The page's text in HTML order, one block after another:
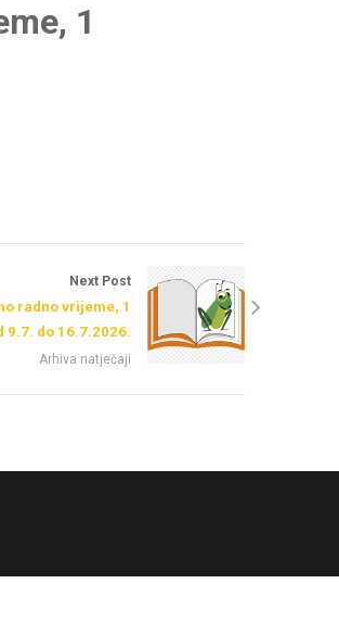
1
Next Post
radno vrijeme, 1
do 16.7.2026.
Arhiva natječaji